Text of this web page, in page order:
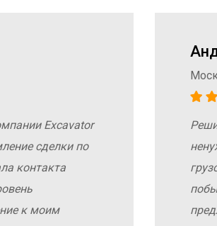
Excavator
сделки по
контакта
к моим